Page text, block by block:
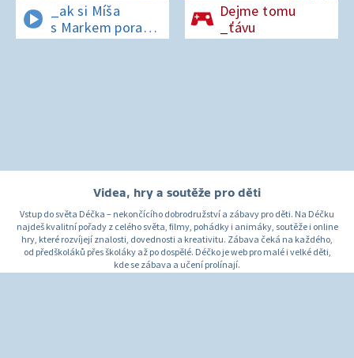
_ak si Míša
s Markem poradí
v lese bez
Dejme tomu
_ťávu
Videa, hry a soutěže pro děti
Vstup do světa Déčka – nekončícího dobrodružství a zábavy pro děti. Na Déčku
najdeš kvalitní pořady z celého světa, filmy, pohádky i animáky, soutěže i online
hry, které rozvíjejí znalosti, dovednosti a kreativitu. Zábava čeká na každého,
od předškoláků přes školáky až po dospělé. Déčko je web pro malé i velké děti,
kde se zábava a učení prolínají.